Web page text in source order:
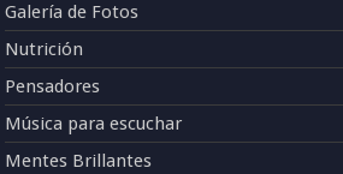
Galería de Fotos
Nutrición
Pensadores
Música para escuchar
Mentes Brillantes